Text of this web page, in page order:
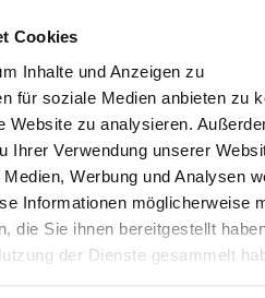
Cookies
Inhalte und Anzeigen zu
für soziale Medien anbieten zu
Website zu analysieren.
Ihrer Verwendung unserer
Werbung und Analysen
Informationen möglicherweise
die Sie ihnen bereitgestellt
der Dienste gesammelt